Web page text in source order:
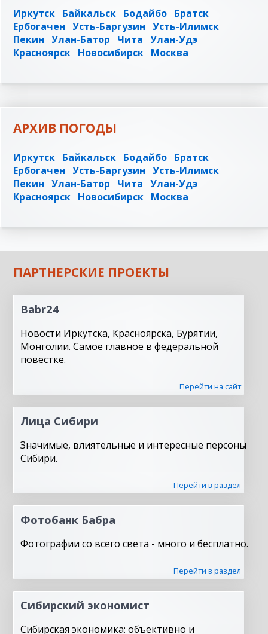
Иркутск Байкальск Бодайбо Братск
Ербогачен Усть-Баргузин Усть-Илимск
Пекин Улан-Батор Чита Улан-Удэ
Красноярск Новосибирск Москва
АРХИВ ПОГОДЫ
Иркутск Байкальск Бодайбо Братск
Ербогачен Усть-Баргузин Усть-Илимск
Пекин Улан-Батор Чита Улан-Удэ
Красноярск Новосибирск Москва
ПАРТНЕРСКИЕ ПРОЕКТЫ
Babr24
Новости Иркутска, Красноярска, Бурятии,
Монголии. Самое главное в федеральной
повестке.
Перейти на сайт
Лица Сибири
Значимые, влиятельные и интересные персоны
Сибири.
Перейти в раздел
Фотобанк Бабра
Фотографии со всего света - много и бесплатно.
Перейти в раздел
Сибирский экономист
Сибирская экономика: объективно и